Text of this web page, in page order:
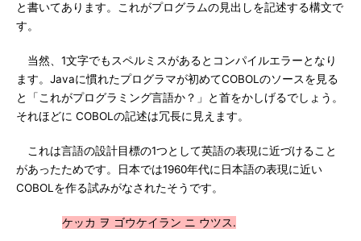
と書いてあります。これがプログラムの見出しを記述する構文で
す。
当然、1文字でもスペルミスがあるとコンパイルエラーとなり
ます。Javaに慣れたプログラマが初めてCOBOLのソースを見る
と「これがプログラミング言語か？」と首をかしげるでしょう。
それほどに COBOLの記述は冗長に見えます。
これは言語の設計目標の1つとして英語の表現に近づけること
があったためです。日本では1960年代に日本語の表現に近い
COBOLを作る試みがなされたそうです。
ケッカ ヲ ゴウケイラン ニ ウツス.